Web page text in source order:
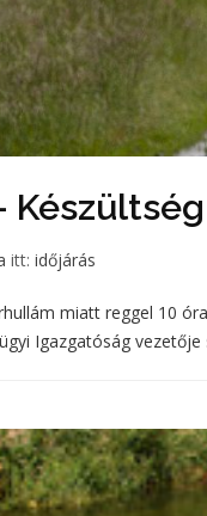
itt: időjárás
miatt reggel 10
Igazgatóság